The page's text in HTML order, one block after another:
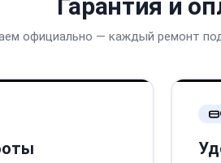
Гарантия и
официально — каждый ремонт